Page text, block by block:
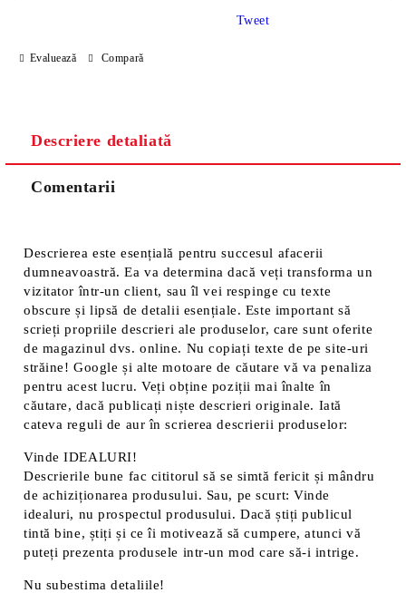
Evaluează Compară
Tweet
Descriere detaliată
Comentarii
Descrierea este esențială pentru succesul afacerii
dumneavoastră. Ea va determina dacă veți transforma un
vizitator într-un client, sau îl vei respinge cu texte
obscure și lipsă de detalii esențiale. Este important să
scrieți propriile descrieri ale produselor, care sunt oferite
de magazinul dvs. online. Nu copiați texte de pe site-uri
străine! Google și alte motoare de căutare vă va penaliza
pentru acest lucru. Veți obține poziții mai înalte în
căutare, dacă publicați niște descrieri originale. Iată
cateva reguli de aur în scrierea descrierii produselor:
Vinde IDEALURI!
Descrierile bune fac cititorul să se simtă fericit și mândru
de achiziționarea produsului. Sau, pe scurt: Vinde
idealuri, nu prospectul produsului. Dacă știți publicul
tintă bine, știți și ce îi motivează să cumpere, atunci vă
puteți prezenta produsele intr-un mod care să-i intrige.
Nu subestima detaliile!